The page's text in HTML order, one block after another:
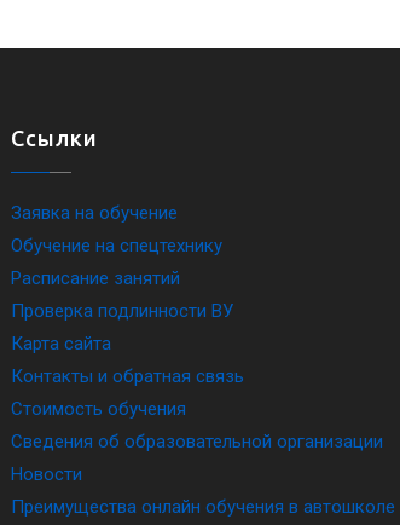
Ссылки
Заявка на обучение
Обучение на спецтехнику
Расписание занятий
Проверка подлинности ВУ
Карта сайта
Контакты и обратная связь
Стоимость обучения
Сведения об образовательной организации
Новости
Преимущества онлайн обучения в автошколе